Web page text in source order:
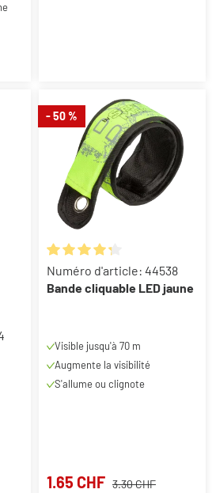
5 étoiles
- 50 %
Note moyenne de 4.25 sur 5
Numéro d'article: 44538
Bande cliquable LED jaune
Visible jusqu'à 70 m
Augmente la visibilité
S'allume ou clignote
1.65 CHF 3.30 CHF